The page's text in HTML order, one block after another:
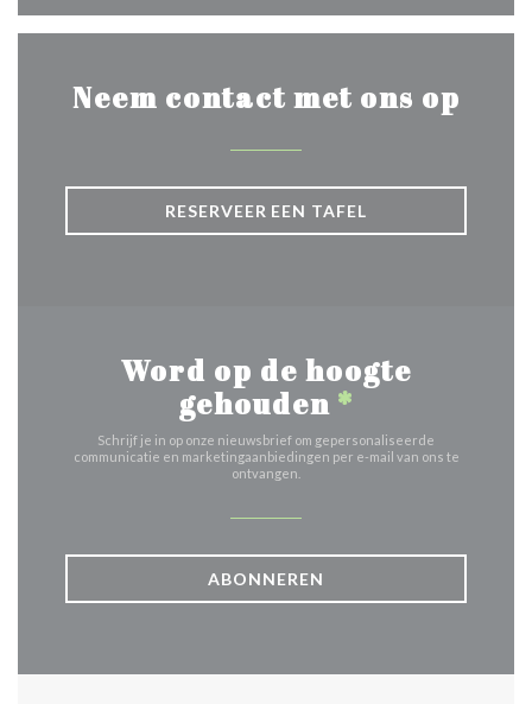
Neem contact met ons op
RESERVEER EEN TAFEL
Word op de hoogte
gehouden *
Schrijf je in op onze nieuwsbrief om gepersonaliseerde
communicatie en marketingaanbiedingen per e-mail van ons te
ontvangen.
ABONNEREN